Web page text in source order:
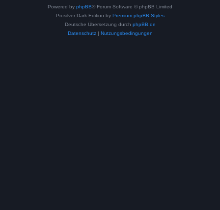
Powered by phpBB® Forum Software © phpBB Limited
Prosilver Dark Edition by Premium phpBB Styles
Deutsche Übersetzung durch phpBB.de
Datenschutz| Nutzungsbedingungen